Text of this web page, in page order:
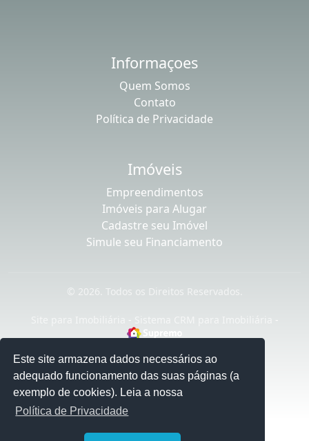
Este site armazena dados necessários ao
adequado funcionamento das suas páginas (a
exemplo de cookies). Leia a nossa
Política de Privacidade
Informaçoes
Quem Somos
Contato
Política de Privacidade
Imóveis
Empreendimentos
Imóveis para Alugar
Cadastre seu Imóvel
Simule seu Financiamento
© 2026. Todos os Direitos Reservados.
- -